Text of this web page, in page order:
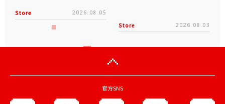
Store 2026.08.05
Store 2026.08.03
官方SNS